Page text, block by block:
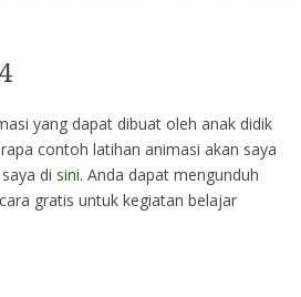
yang dapat dibuat oleh anak didik
contoh latihan animasi akan saya
di sini. Anda dapat mengunduh
gratis untuk kegiatan belajar